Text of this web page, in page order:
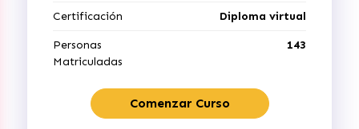
Certificación Diploma virtual
Personas
Matriculadas
143
Comenzar Curso